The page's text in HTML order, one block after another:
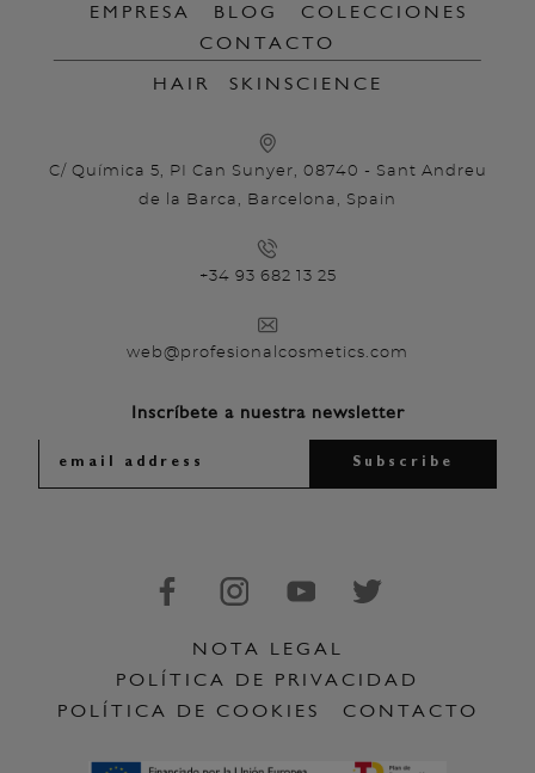
EMPRESA BLOG
COLECCIONES
CONTACTO
HAIR SKINSCIENCE
C/ Química 5, PI Can Sunyer, 08740 - Sant Andreu
de la Barca, Barcelona, Spain
+34 93 682 13 25
web@profesionalcosmetics.com
Inscríbete a nuestra newsletter
NOTA LEGAL
POLÍTICA DE PRIVACIDAD
POLÍTICA DE COOKIES
CONTACTO